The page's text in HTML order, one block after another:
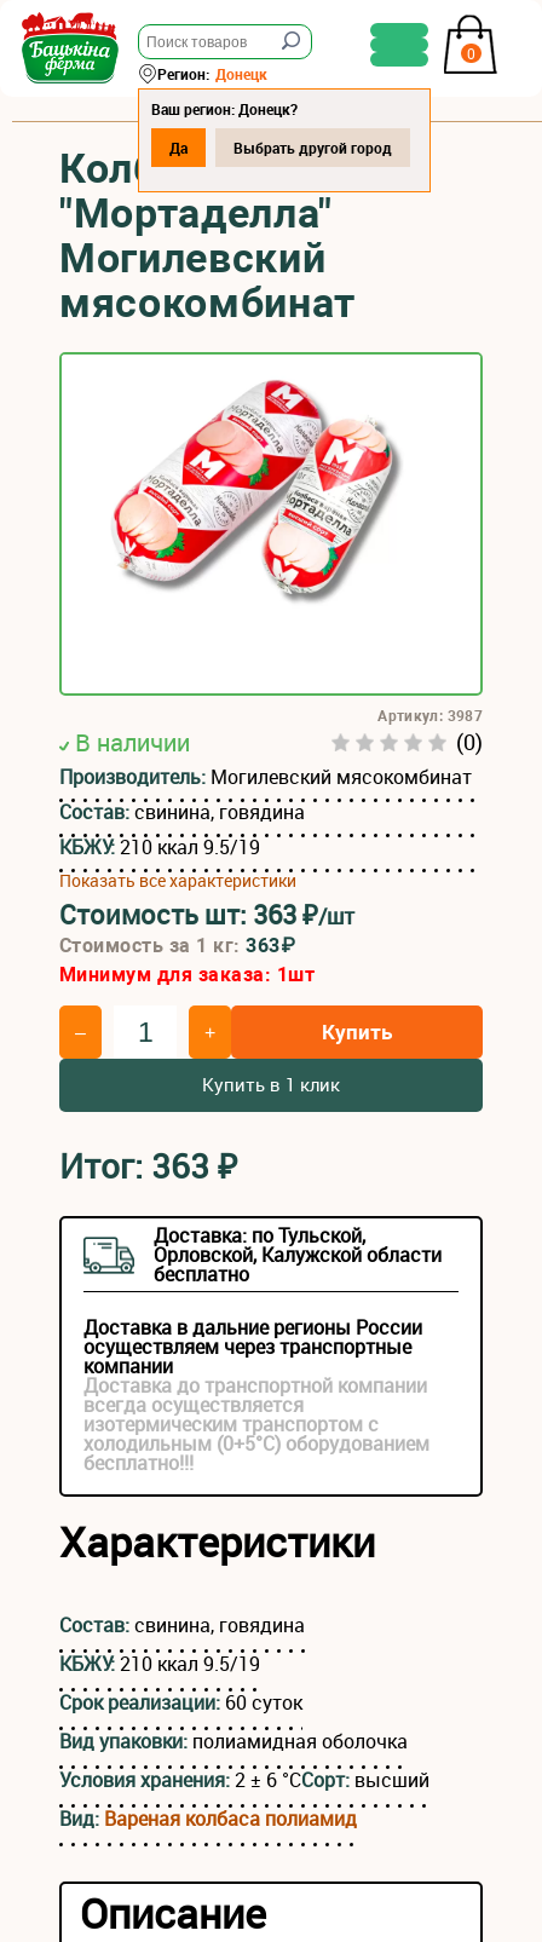
0
Регион: Донецк
Ваш регион: Донецк?
Да
Выбрать другой город
Колбаса вареная
"Мортаделла"
Могилевский
мясокомбинат
В наличии (0)
Артикул: 3987
Производитель: Могилевский мясокомбинат
Состав:свинина, говядина
КБЖУ:210 ккал 9.5/19
Показать все характеристики
Стоимость шт: 363₽/шт
Стоимость за 1 кг:363₽
Минимум для заказа: 1шт
– + Купить
Купить в 1 клик
Итог: 363 ₽
Доставка: по Тульской,
Орловской, Калужской области
бесплатно
Доставка в дальние регионы России
осуществляем через транспортные
компании
Доставка до транспортной компании
всегда осуществляется
изотермическим транспортом с
холодильным (0+5°С) оборудованием
бесплатно!!!
Характеристики
Состав:свинина, говядина
КБЖУ:210 ккал 9.5/19
Срок реализации: 60 суток
Вид упаковки: полиамидная оболочка
Условия хранения:2 ± 6 °ССорт: высший
Вид: Вареная колбаса полиамид
Описание